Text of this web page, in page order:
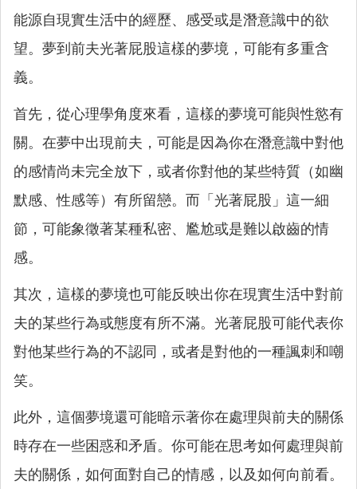
能源自現實生活中的經歷、感受或是潛意識中的欲
望。夢到前夫光著屁股這樣的夢境，可能有多重含
義。
首先，從心理學角度來看，這樣的夢境可能與性慾有
關。在夢中出現前夫，可能是因為你在潛意識中對他
的感情尚未完全放下，或者你對他的某些特質（如幽
默感、性感等）有所留戀。而「光著屁股」這一細
節，可能象徵著某種私密、尷尬或是難以啟齒的情
感。
其次，這樣的夢境也可能反映出你在現實生活中對前
夫的某些行為或態度有所不滿。光著屁股可能代表你
對他某些行為的不認同，或者是對他的一種諷刺和嘲
笑。
此外，這個夢境還可能暗示著你在處理與前夫的關係
時存在一些困惑和矛盾。你可能在思考如何處理與前
夫的關係，如何面對自己的情感，以及如何向前看。